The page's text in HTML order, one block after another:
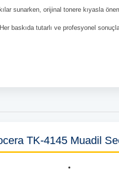
sunarken, orijinal tonere kıyasla
baskıda tutarlı ve profesyonel
TK-4145 Muadil